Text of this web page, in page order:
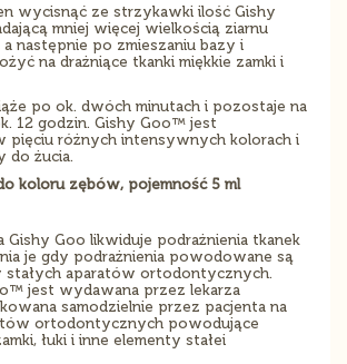
wycisnąć ze strzykawki ilość Gishy
mniej więcej wielkością ziarnu
a następnie po zmieszaniu bazy i
na drażniące tkanki miękkie zamki i
po ok. dwóch minutach i pozostaje na
12 godzin. Gishy Goo™ jest
pięciu różnych intensywnych kolorach i
do żucia.
koloru zębów, pojemność 5 ml
Gishy Goo likwiduje podrażnienia tkanek
je gdy podrażnienia powodowane są
stałych aparatów ortodontycznych.
jest wydawana przez lekarza
samodzielnie przez pacjenta na
ortodontycznych powodujące
łuki i inne elementy stałei